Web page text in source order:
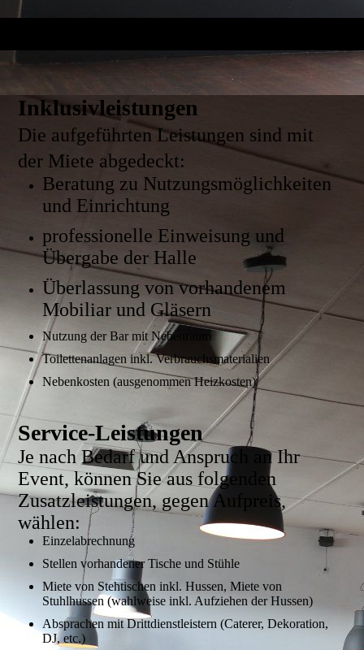
Inklusivleistungen
Die aufgeführten Leistungen sind mit
der Miete abgedeckt:
Beratung zu Nutzungsmöglichkeiten
und Einrichtung
professionelle Einweisung und
Übergabe der Halle
Überlassung von vorhandenem
Mobiliar und Gläsern
Nutzung der Bar mit Nebenraum
Toilettenanlagen inkl. Verbrauchsmaterialien
Nebenkosten (ausgenommen Heizkosten)
Service-Leistungen
Je nach Bedarf und Anspruch an Ihr
Event, können Sie aus folgenden
Zusatzleistungen, gegen Aufpreis,
wählen:
Einzelabrechnung
Stellen vorhandener Tische und Stühle
Miete von Stehtischen inkl. Hussen, Miete von
Stuhlhussen (wahlweise inkl. Aufziehen der Hussen)
Absprachen mit Drittdienstleistern (Caterer, Dekoration,
DJ, etc.)